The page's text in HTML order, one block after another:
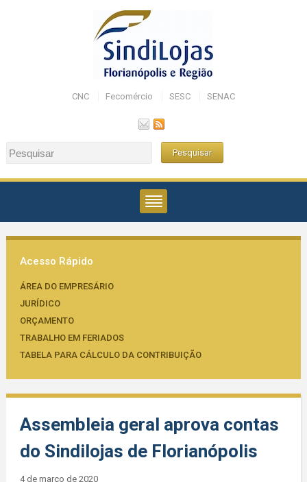
CNC Fecomércio SESC SENAC
Acesso Rápido
ÁREA DO EMPRESÁRIO
JURÍDICO
ORÇAMENTO
TRABALHO EM FERIADOS
TABELA PARA CÁLCULO DA CONTRIBUIÇÃO
Assembleia geral aprova contas
do Sindilojas de Florianópolis
4 de março de 2020